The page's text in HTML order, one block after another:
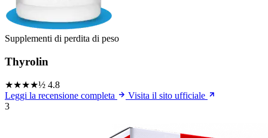
Supplementi di perdita di peso
Thyrolin
★★★★½ 4.8
Leggi la recensione completa
Visita il sito ufficiale
3